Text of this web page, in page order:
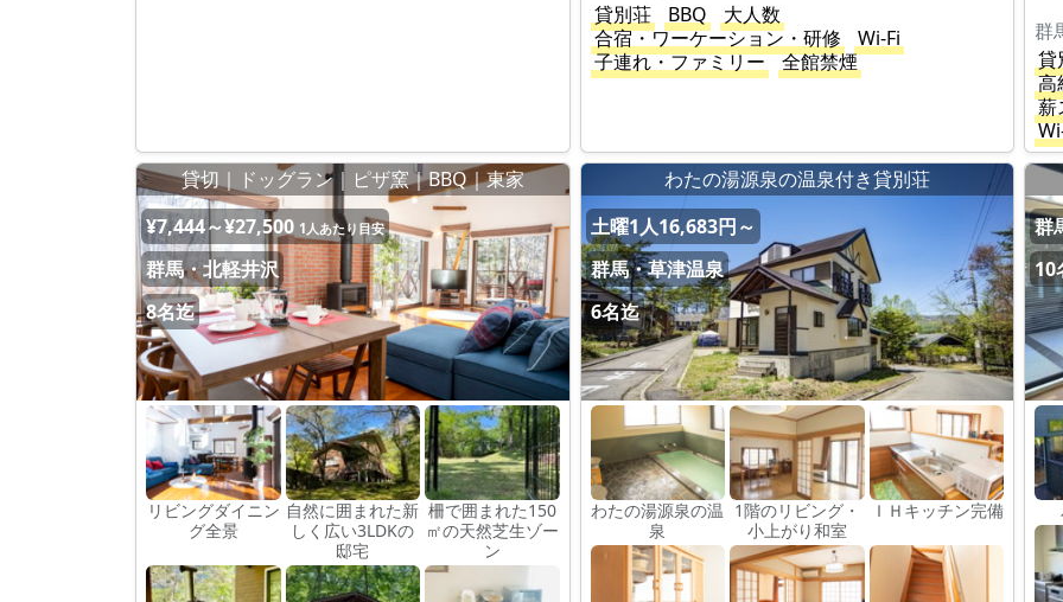
貸別荘
BBQ
大人数
合宿・ワーケーション・研修
Wi-Fi
子連れ・ファミリー
全館禁煙
群
貸
高
薪
貸切｜ドッグラン｜ピザ窯｜BBQ｜東家
¥7,444～¥27,500 1人あたり目安
群馬・北軽井沢
8名迄
リビングダイニン
グ全景
自然に囲まれた新
しく広い3LDKの
邸宅
柵で囲まれた150
㎡の天然芝生ゾー
ン
わたの湯源泉の温泉付き貸別荘
土曜1人16,683円～
群馬・草津温泉
6名迄
わたの湯源泉の温
泉
1階のリビング・
小上がり和室
ＩＨキッチン完備
群
10